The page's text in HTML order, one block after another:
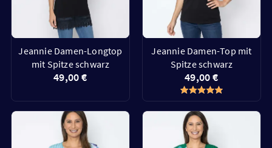
Jeannie Damen-Longtop
mit Spitze schwarz
49,00 €
Jeannie Damen-Top mit
Spitze schwarz
49,00 €